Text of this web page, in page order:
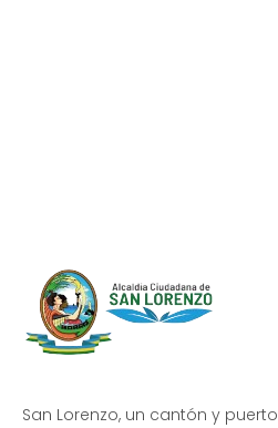
San Lorenzo, un cantón y